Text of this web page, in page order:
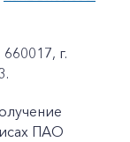
г.
ПАО